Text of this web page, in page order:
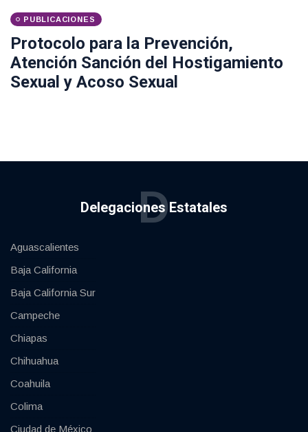
PUBLICACIONES
Protocolo para la Prevención,
Atención Sanción del Hostigamiento
Sexual y Acoso Sexual
Delegaciones Estatales
D
Aguascalientes
Baja California
Baja California Sur
Campeche
Chiapas
Chihuahua
Coahuila
Colima
Ciudad de México